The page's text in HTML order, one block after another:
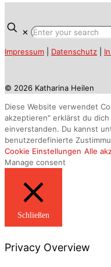
✕
Impressum Datenschutz
© 2026 Katharina Heilen
Diese Website verwendet
akzeptieren" erklärst du
einverstanden. Du kannst
benutzerdefinierte
Cookie Einstellungen Alle
Manage consent
Schließen
Privacy Overview